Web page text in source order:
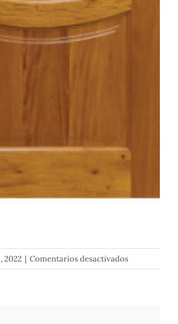
2022 | Comentarios desactivadosen
SP-